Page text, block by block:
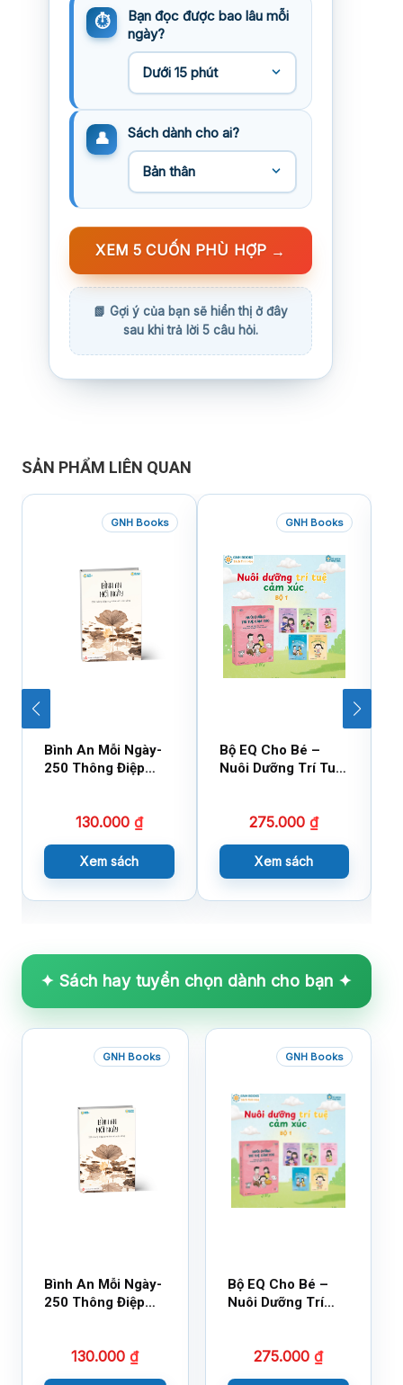
Bạn đọc được bao lâu mỗi
ngày?
Sách dành cho ai?
XEM 5 CUỐN PHÙ HỢP →
SẢN PHẨM LIÊN QUAN
GNH Books
Bình An Mỗi Ngày-
250 Thông Điệp
130.000 ₫
Xem sách
GNH Books
Bộ EQ Cho Bé –
Nuôi Dưỡng Trí Tuệ
275.000₫
Xem sách
✦ Sách hay tuyển chọn dành cho bạn ✦
GNH Books
Bình An Mỗi Ngày-
250 Thông Điệp
130.000₫
GNH Books
Bộ EQ Cho Bé –
Nuôi Dưỡng Trí
275.000 ₫